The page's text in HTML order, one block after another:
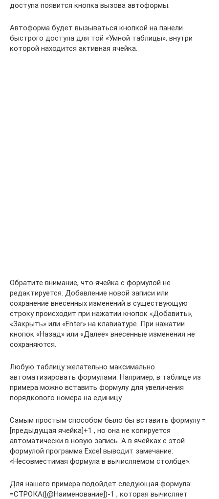
доступа появится кнопка вызова автоформы.
Автоформа будет вызываться кнопкой на панели
быстрого доступа для той «Умной таблицы», внутри
которой находится активная ячейка.
Обратите внимание, что ячейка с формулой не
редактируется. Добавление новой записи или
сохранение внесенных изменений в существующую
строку происходит при нажатии кнопок «Добавить»,
«Закрыть» или «Enter» на клавиатуре. При нажатии
кнопок «Назад» или «Далее» внесенные изменения не
сохраняются.
Любую таблицу желательно максимально
автоматизировать формулами. Например, в таблице из
примера можно вставить формулу для увеличения
порядкового номера на единицу.
Самым простым способом было бы вставить формулу =
[предыдущая ячейка]+1 , но она не копируется
автоматически в новую запись. А в ячейках с этой
формулой программа Excel выводит замечание:
«Несовместимая формула в вычисляемом столбце».
Для нашего примера подойдет следующая формула:
=СТРОКА([@Наименование])-1 , которая вычисляет